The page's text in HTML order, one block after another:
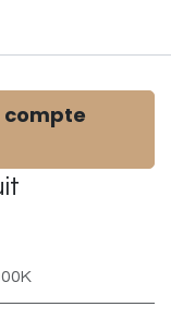
compte